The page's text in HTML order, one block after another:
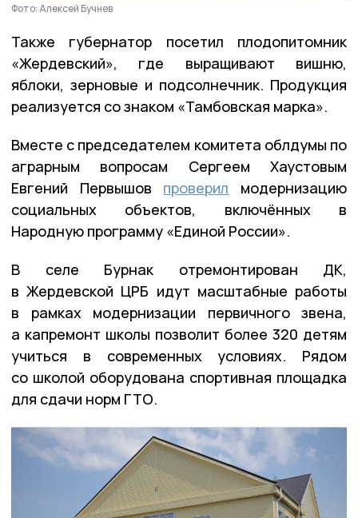
Фото: Алексей Бучнев
Также губернатор посетил плодопитомник
«Жердевский», где выращивают вишню,
яблоки, зерновые и подсолнечник. Продукция
реализуется со знаком «Тамбовская марка».
Вместе с председателем комитета облдумы по
аграрным вопросам Сергеем Хаустовым
Евгений Первышов проверил модернизацию
социальных объектов, включённых в
Народную программу «Единой России».
В селе Бурнак отремонтирован ДК,
в Жердевской ЦРБ идут масштабные работы
в рамках модернизации первичного звена,
а капремонт школы позволит более 320 детям
учиться в современных условиях. Рядом
со школой оборудована спортивная площадка
для сдачи норм ГТО.